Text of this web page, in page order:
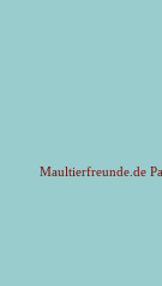
Maultierfreunde.de